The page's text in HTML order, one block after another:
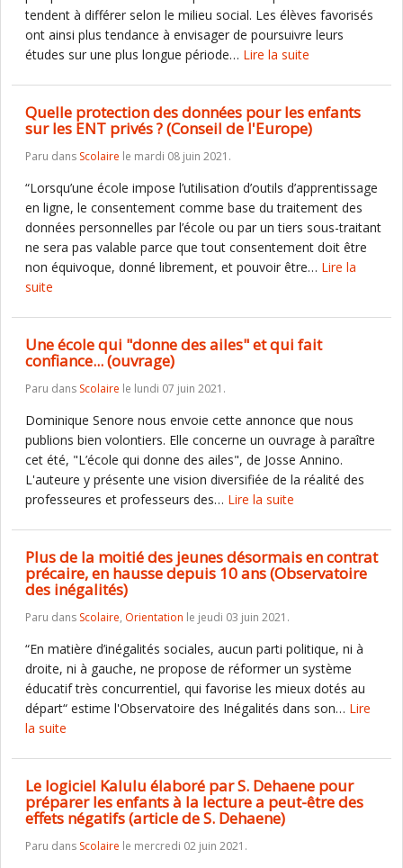
tendent à différer selon le milieu social. Les élèves favorisés
ont ainsi plus tendance à envisager de poursuivre leurs
études sur une plus longue période… Lire la suite
Quelle protection des données pour les enfants
sur les ENT privés ? (Conseil de l'Europe)
Paru dans Scolaire le mardi 08 juin 2021.
“Lorsqu’une école impose l’utilisation d’outils d’apprentissage
en ligne, le consentement comme base du traitement des
données personnelles par l’école ou par un tiers sous-traitant
ne sera pas valable parce que tout consentement doit être
non équivoque, donné librement, et pouvoir être… Lire la
suite
Une école qui "donne des ailes" et qui fait
confiance... (ouvrage)
Paru dans Scolaire le lundi 07 juin 2021.
Dominique Senore nous envoie cette annonce que nous
publions bien volontiers. Elle concerne un ouvrage à paraître
cet été, "L’école qui donne des ailes", de Josse Annino.
L'auteure y présente une vision diversifiée de la réalité des
professeures et professeurs des… Lire la suite
Plus de la moitié des jeunes désormais en contrat
précaire, en hausse depuis 10 ans (Observatoire
des inégalités)
Paru dans Scolaire, Orientation le jeudi 03 juin 2021.
“En matière d’inégalités sociales, aucun parti politique, ni à
droite, ni à gauche, ne propose de réformer un système
éducatif très concurrentiel, qui favorise les mieux dotés au
départ“ estime l'Observatoire des Inégalités dans son… Lire
la suite
Le logiciel Kalulu élaboré par S. Dehaene pour
préparer les enfants à la lecture a peut-être des
effets négatifs (article de S. Dehaene)
Paru dans Scolaire le mercredi 02 juin 2021.